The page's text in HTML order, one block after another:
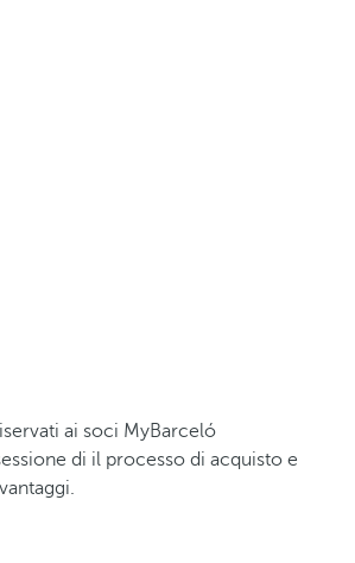
ai soci MyBarceló
di il processo di acquisto e